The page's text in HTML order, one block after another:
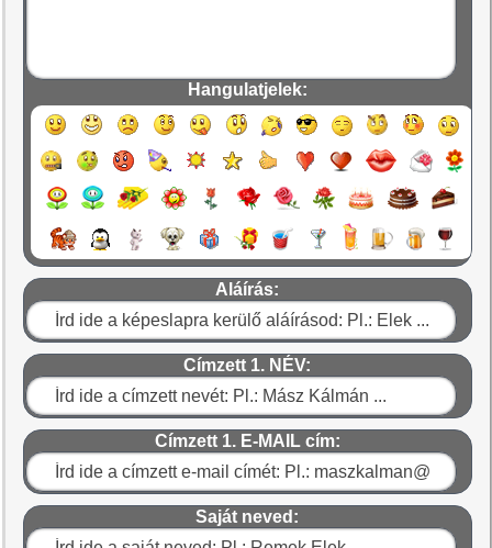
Hangulatjelek:
Aláírás:
Címzett 1. NÉV:
Címzett 1. E-MAIL cím:
Saját neved: